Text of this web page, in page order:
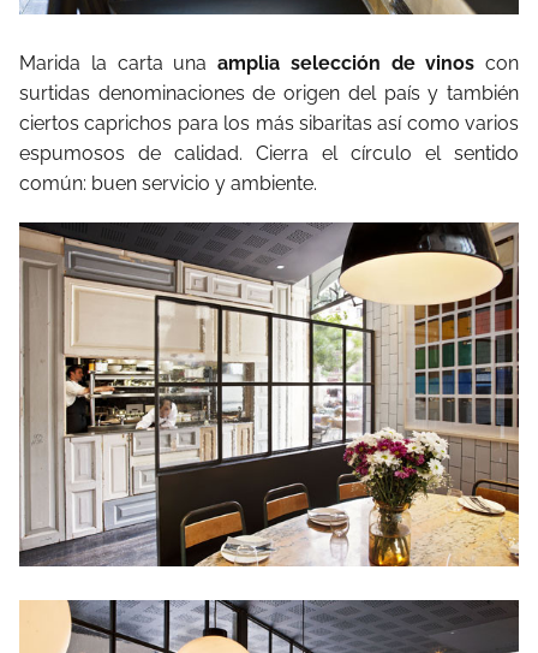
Marida la carta una amplia selección de vinos con
surtidas denominaciones de origen del país y también
ciertos caprichos para los más sibaritas así como varios
espumosos de calidad. Cierra el círculo el sentido
común: buen servicio y ambiente.